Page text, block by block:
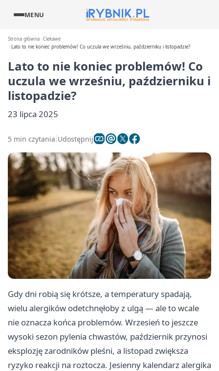
MENU
Strona główna Ciekawe
Lato to nie koniec problemów! Co uczula we wrześniu, październiku i listopadzie?
Lato to nie koniec problemów! Co
uczula we wrześniu, październiku i
listopadzie?
23 lipca 2025
5 min czytania Udostępnij
Gdy dni robią się krótsze, a temperatury spadają,
wielu alergików odetchnęłoby z ulgą — ale to wcale
nie oznacza końca problemów. Wrzesień to jeszcze
wysoki sezon pylenia chwastów, październik przynosi
eksplozję zarodników pleśni, a listopad zwiększa
ryzyko reakcji na roztocza. Jesienny kalendarz alergika